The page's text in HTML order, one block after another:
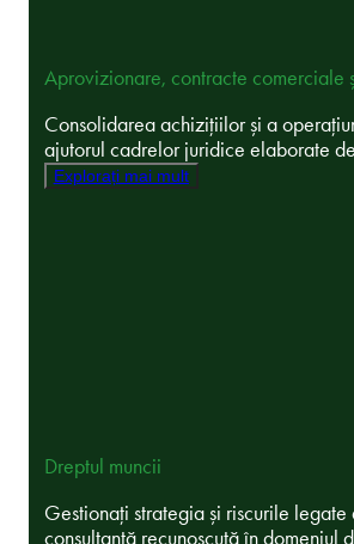
Aprovizionare, contracte comerciale
Consolidarea achizițiilor și a
ajutorul cadrelor juridice elaborate
Explorați mai mult
Dreptul muncii
Gestionați strategia și riscurile legate
consultanță recunoscută în domeniul